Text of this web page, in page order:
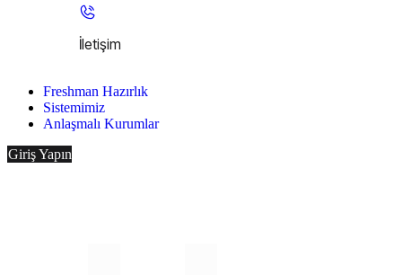
İletişim
Freshman Hazırlık
Sistemimiz
Anlaşmalı Kurumlar
Giriş Yapın